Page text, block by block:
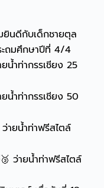
ยินดีกับเด็กชายตุล
ถมศึกษาปีที่ 4/4
ยน้ำท่ากรรเชียง 25
ยน้ำท่ากรรเชียง 50
ว่ายน้ำท่าฟรีสไตล์
ว่ายน้ำท่าฟรีสไตล์